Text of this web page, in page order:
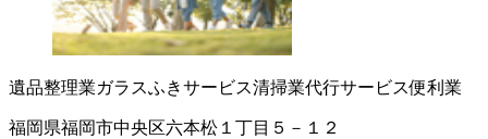
遺品整理業ガラスふきサービス清掃業代行サービス便利業
福岡県福岡市中央区六本松１丁目５－１２